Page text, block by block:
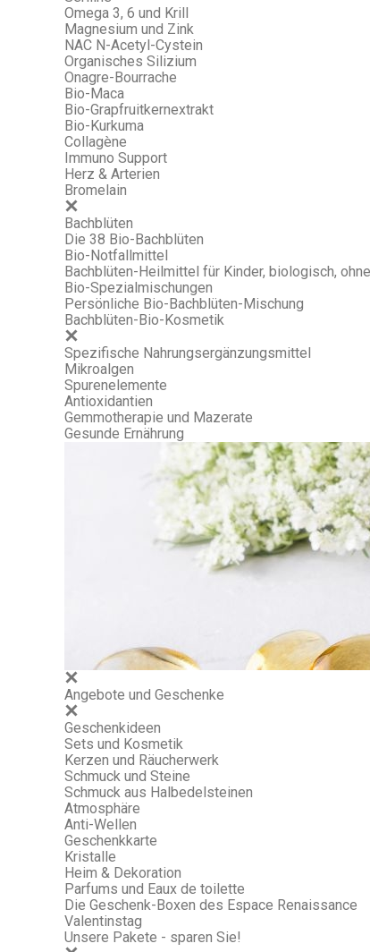
Omega 3, 6 und Krill
Magnesium und Zink
NAC N-Acetyl-Cystein
Organisches Silizium
Onagre-Bourrache
Bio-Maca
Bio-Grapfruitkernextrakt
Bio-Kurkuma
Collagène
Immuno Support
Herz & Arterien
Bromelain
Bachblüten
Die 38 Bio-Bachblüten
Bio-Notfallmittel
Bachblüten-Heilmittel für Kinder, biologisch,
Bio-Spezialmischungen
Persönliche Bio-Bachblüten-Mischung
Bachblüten-Bio-Kosmetik
Spezifische Nahrungsergänzungsmittel
Mikroalgen
Spurenelemente
Antioxidantien
Gemmotherapie und Mazerate
Gesunde Ernährung
Angebote und Geschenke
Geschenkideen
Sets und Kosmetik
Kerzen und Räucherwerk
Schmuck und Steine
Schmuck aus Halbedelsteinen
Atmosphäre
Anti-Wellen
Geschenkkarte
Kristalle
Heim & Dekoration
Parfums und Eaux de toilette
Die Geschenk-Boxen des Espace Renaissance
Valentinstag
Unsere Pakete - sparen Sie!